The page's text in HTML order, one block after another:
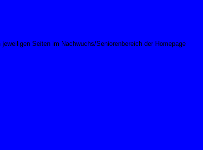
Seiten im Nachwuchs/Seniorenbereich der Homepage